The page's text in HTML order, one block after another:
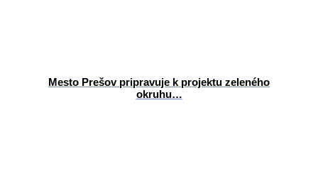
Mesto Prešov pripravuje k projektu zeleného
okruhu…